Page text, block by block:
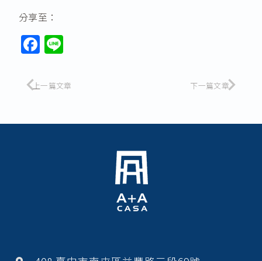
分享至：
F
c
b
e
上一篇文章 下一篇文章